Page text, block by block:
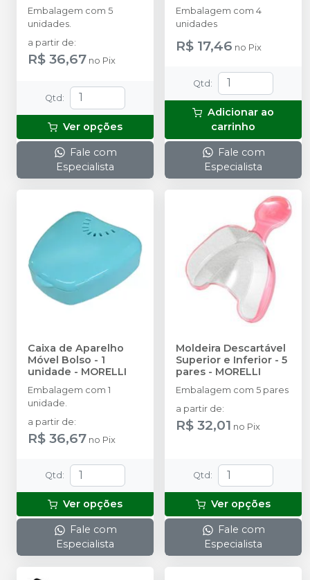
Embalagem com 5
unidades.
a partir de:
R$ 36,67 no Pix
Qtd :
Ver opções
Fale com
Especialista
Embalagem com 4
unidades
R$ 17,46 no Pix
Qtd :
Adicionar ao
carrinho
Fale com
Especialista
Caixa de Aparelho
Móvel Bolso - 1
unidade - MORELLI
Embalagem com 1
unidade.
a partir de:
R$ 36,67 no Pix
Qtd :
Ver opções
Fale com
Especialista
Moldeira Descartável
Superior e Inferior - 5
pares - MORELLI
Embalagem com 5 pares
a partir de:
R$ 32,01 no Pix
Qtd :
Ver opções
Fale com
Especialista